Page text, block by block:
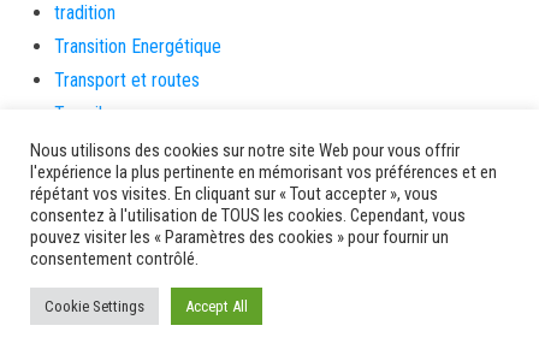
tradition
Transition Energétique
Transport et routes
Travail
Travaux
Travaux THD
travaux utiles
TSUNAMI
TZCLD
uncategorized
Nous utilisons des cookies sur notre site Web pour vous offrir
l'expérience la plus pertinente en mémorisant vos préférences et en
répétant vos visites. En cliquant sur « Tout accepter », vous
consentez à l'utilisation de TOUS les cookies. Cependant, vous
pouvez visiter les « Paramètres des cookies » pour fournir un
consentement contrôlé.
Cookie Settings Accept All